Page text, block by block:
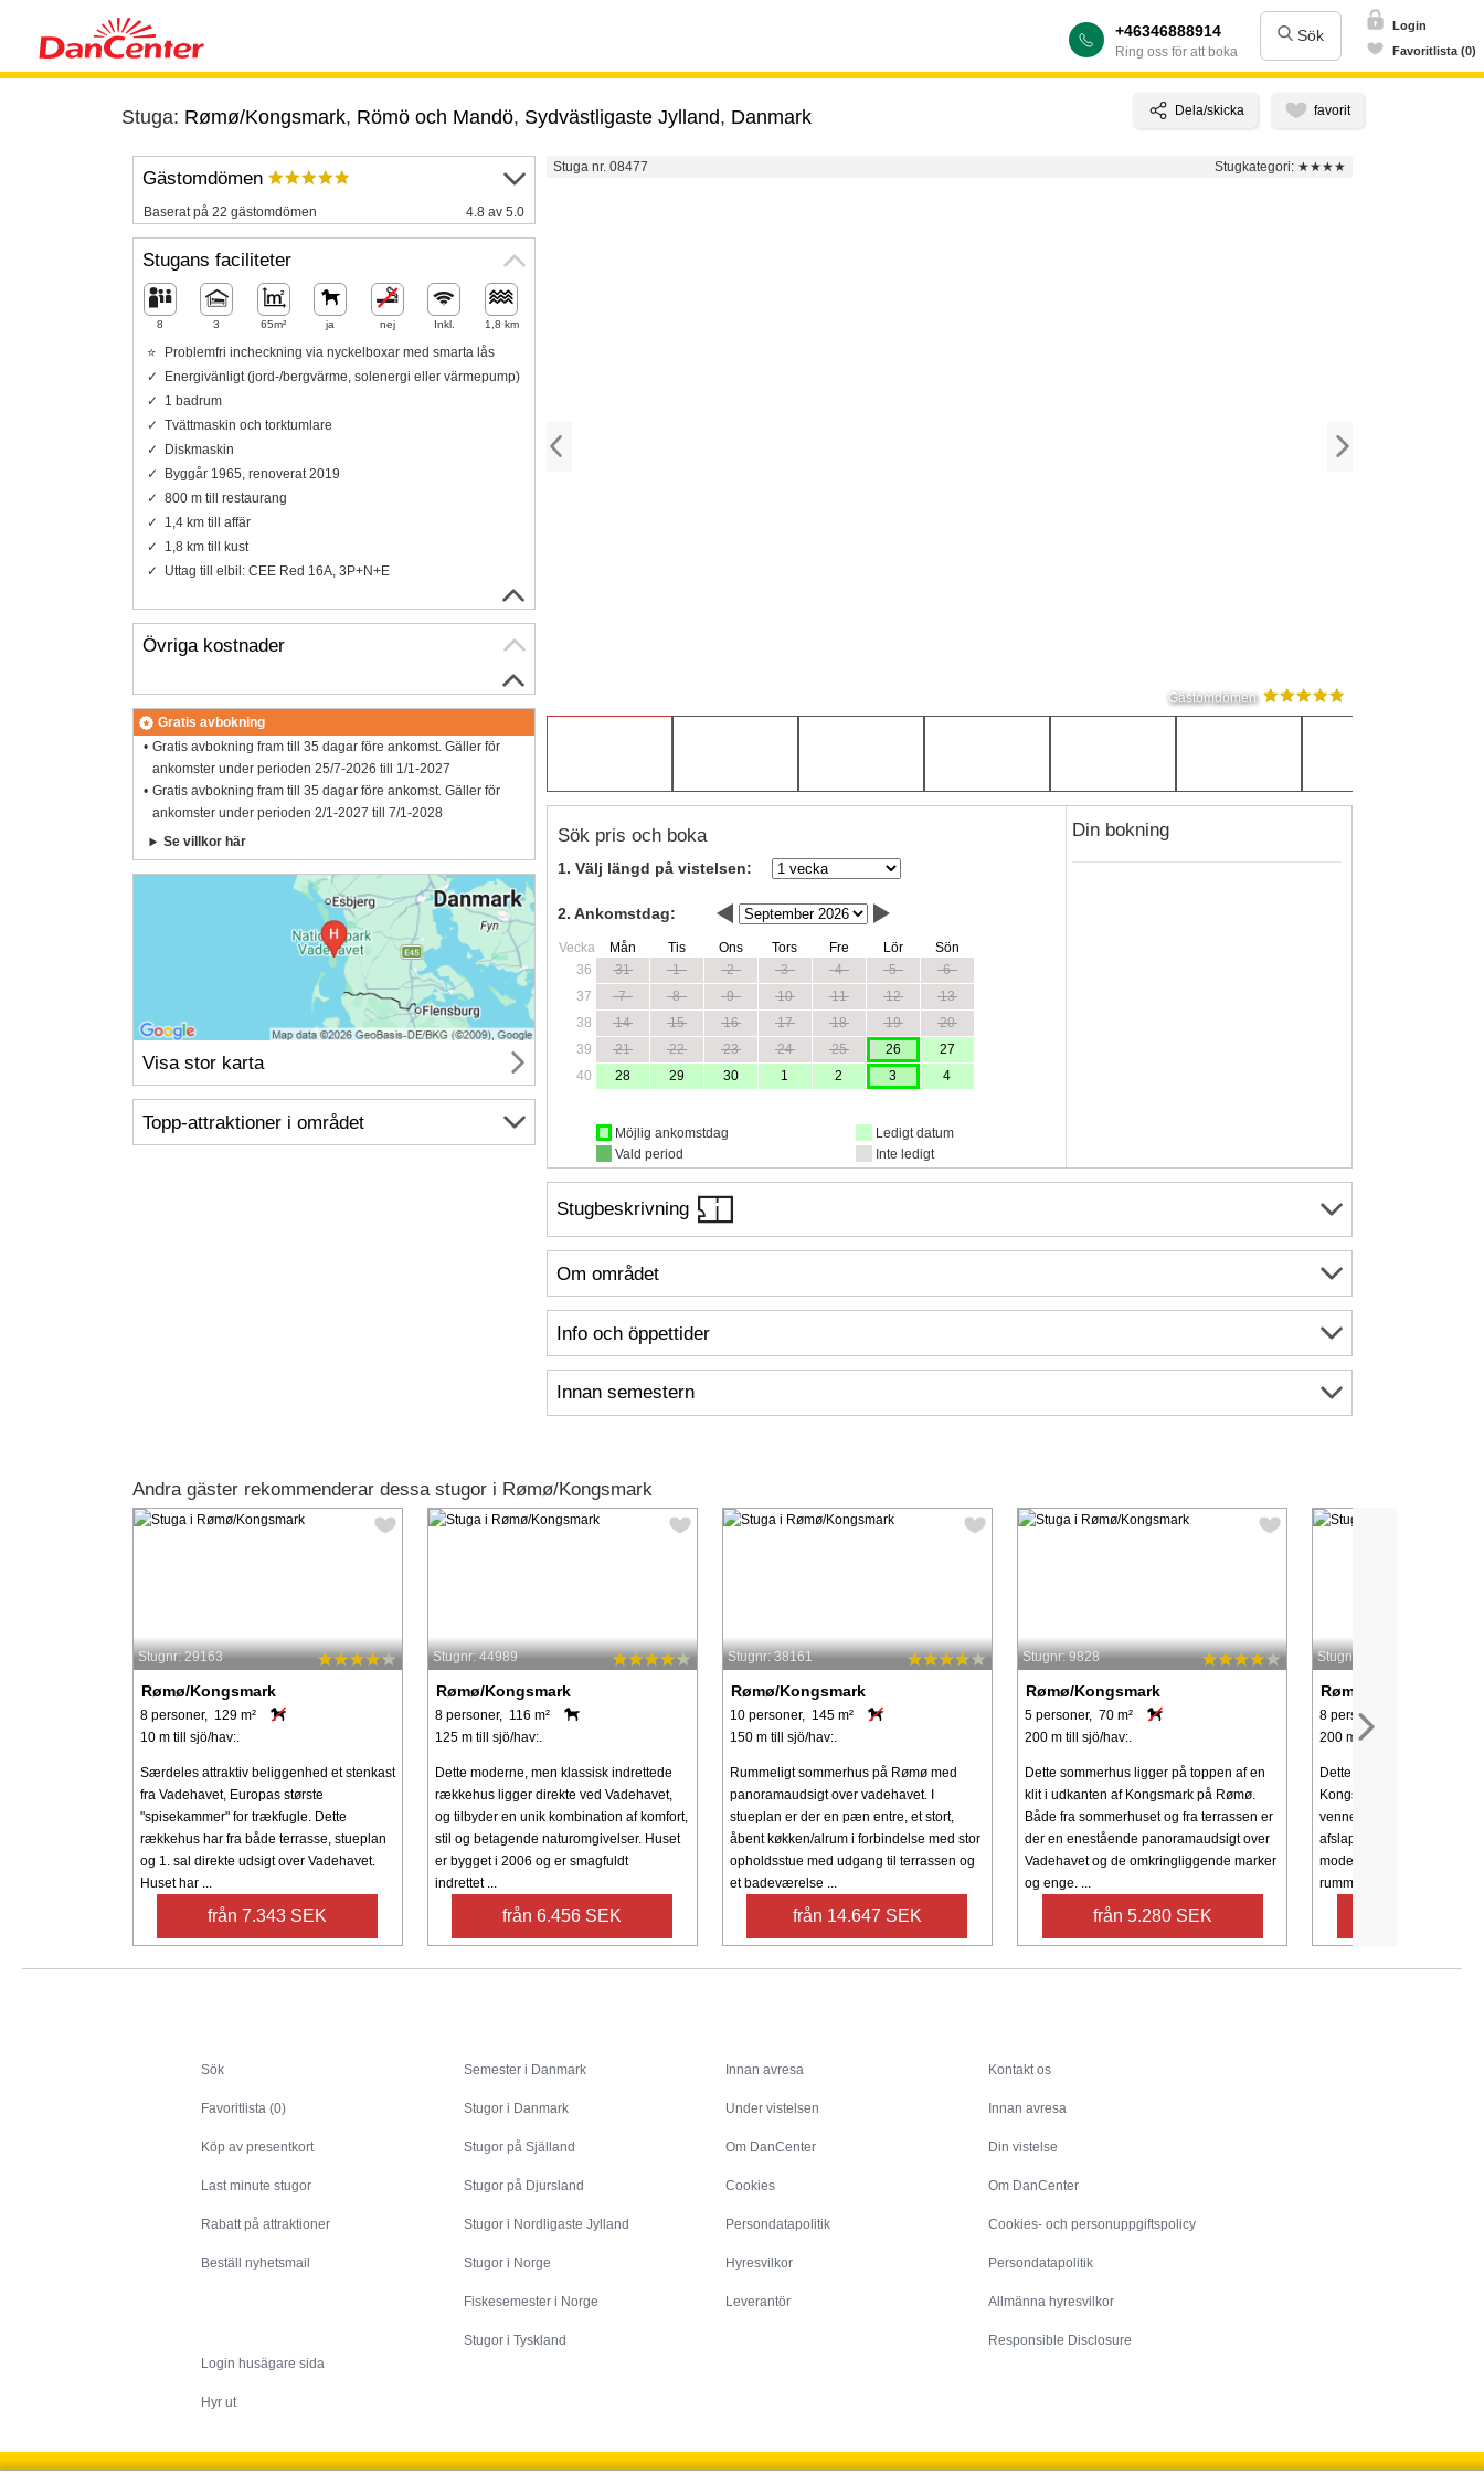
+46346888914
Ring oss för att boka
Sök
Login
Favoritlista (0)
Stuga: Rømø/Kongsmark, Römö och Mandö, Sydvästligaste Jylland, Danmark
Stuga nr. 08477 Stugkategori: ★★★★
Gästomdömen
Sök pris och boka
1. Välj längd på vistelsen:
2. Ankomstdag:
Vecka Mån Tis Ons Tors Fre Lör
Sön
36
31 1 2 3 4 5
6
37
7 8 9 10 11 12
13
38
14 15 16 17 18 19
20
39
21 22 23 24 25 26
27
40
28 29 30 1 2 3 4
Möjlig ankomstdag
Vald period
Ledigt datum
Inte ledigt
Din bokning
Stugbeskrivning
Om området
Info och öppettider
Innan semestern
Gästomdömen
Baserat på 22 gästomdömen 4.8 av 5.0
Stugans faciliteter
8 3 65m² ja nej Inkl. 1,8 km
Problemfri incheckning via nyckelboxar med smarta lås
Energivänligt (jord-/bergvärme, solenergi eller värmepump)
1 badrum
Tvättmaskin och torktumlare
Diskmaskin
Byggår 1965, renoverat 2019
800 m till restaurang
1,4 km till affär
1,8 km till kust
Uttag till elbil: CEE Red 16A, 3P+N+E
Övriga kostnader
Gratis avbokning
Gratis avbokning fram till 35 dagar före ankomst. Gäller för
ankomster under perioden 25/7-2026 till 1/1-2027
Gratis avbokning fram till 35 dagar före ankomst. Gäller för
ankomster under perioden 2/1-2027 till 7/1-2028
Se villkor här
Visa stor karta
Topp-attraktioner i området
Andra gäster rekommenderar dessa stugor i Rømø/Kongsmark
Stugnr: 29163
Rømø/Kongsmark
8 personer, 129 m²
10 m till sjö/hav:.
Særdeles attraktiv beliggenhed et stenkast
fra Vadehavet, Europas største
"spisekammer" for trækfugle. Dette
rækkehus har fra både terrasse, stueplan
og 1. sal direkte udsigt over Vadehavet.
Huset har ...
från 7.343 SEK
Stugnr: 44989
Rømø/Kongsmark
8 personer, 116 m²
125 m till sjö/hav:.
Dette moderne, men klassisk indrettede
rækkehus ligger direkte ved Vadehavet,
og tilbyder en unik kombination af komfort,
stil og betagende naturomgivelser. Huset
er bygget i 2006 og er smagfuldt
indrettet ...
från 6.456 SEK
Stugnr: 38161
Rømø/Kongsmark
10 personer, 145 m²
150 m till sjö/hav:.
Rummeligt sommerhus på Rømø med
panoramaudsigt over vadehavet. I
stueplan er der en pæn entre, et stort,
åbent køkken/alrum i forbindelse med stor
opholdsstue med udgang til terrassen og
et badeværelse ...
från 14.647 SEK
Stugnr: 9828
Rømø/Kongsmark
5 personer, 70 m²
200 m till sjö/hav:.
Dette sommerhus ligger på toppen af en
klit i udkanten af Kongsmark på Rømø.
Både fra sommerhuset og fra terrassen er
der en enestående panoramaudsigt over
Vadehavet og de omkringliggende marker
og enge. ...
från 5.280 SEK
Stugnr: 56928
Rømø/Kongsmark
8 personer, 135 m²
200 m till sjö/hav:.
Dette lyse og indbydende
Kongsmark er perfekt til
venner, der søger både
afslapning tæt på havet.
moderne køkken, der
rummelig spiseplads ...
Sök
Favoritlista (0)
Köp av presentkort
Last minute stugor
Rabatt på attraktioner
Beställ nyhetsmail
Login husägare sida
Hyr ut
Semester i Danmark
Stugor i Danmark
Stugor på Själland
Stugor på Djursland
Stugor i Nordligaste Jylland
Stugor i Norge
Fiskesemester i Norge
Stugor i Tyskland
Innan avresa
Under vistelsen
Om DanCenter
Cookies
Persondatapolitik
Hyresvilkor
Leverantör
Kontakt os
Innan avresa
Din vistelse
Om DanCenter
Cookies- och personuppgiftspolicy
Persondatapolitik
Allmänna hyresvilkor
Responsible Disclosure